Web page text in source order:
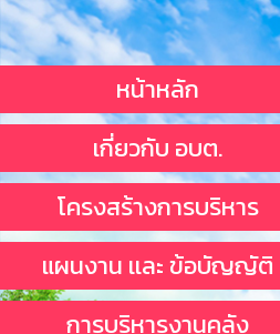
หน้าหลัก
เกี่ยวกับ อบต.
โครงสร้างการบริหาร
แผนงาน เเละ ข้อบัญญัติ
การบริหารงานคลัง